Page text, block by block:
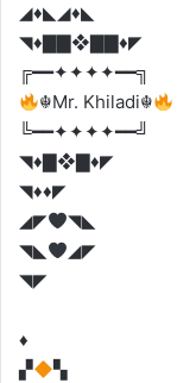
◢♦️◣◢♦️◣
◥♦️▇▇❖▇▇♦️◤
╔━━✦✦✦✦━━╗
☬Mr. Khiladi☬
╚━━✦✦✦✦━━╝
◥♦️▇❖▇♦️◤
◥♦️♦️◤
◢◤
◥◣
◥◣
◢◤
◥◤
♦️
▞
▚